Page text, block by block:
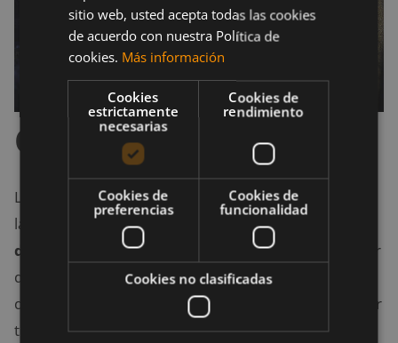
Conclusión
Los protectores solares son una parte importante de
la vida cotidiana, ya que
ayudan a proteger la piel
de los efectos dañinos del sol
. No obstante, a pesar
de sus
beneficios, existen algunos efectos negativos
que puede tener la crema solar y que pueden afectar
tu salud.
sitio web, usted acepta todas las cookies
de acuerdo con nuestra Política de
cookies. Más información
Cookies
estrictamente
necesarias
Cookies de
rendimiento
Cookies de
preferencias
Cookies de
funcionalidad
Cookies no clasificadas